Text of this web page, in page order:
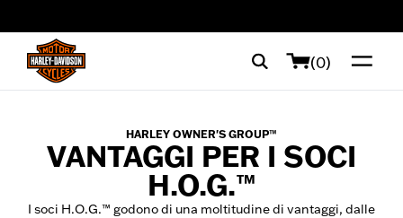
(0)
HARLEY OWNER'S GROUP™
VANTAGGI PER I SOCI
H.O.G.™
I soci H.O.G.™ godono di una moltitudine di vantaggi, dalle